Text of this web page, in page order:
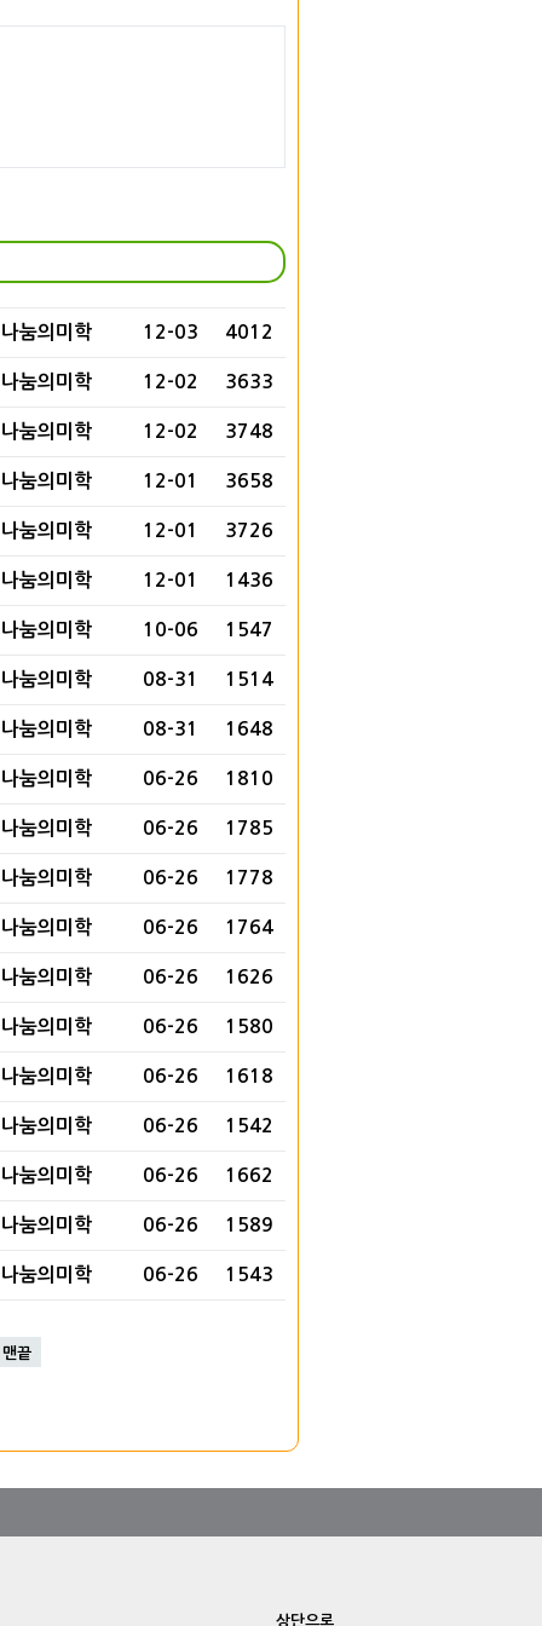
나눔의미학 12-03 4012
나눔의미학 12-02 3633
나눔의미학 12-02 3748
나눔의미학 12-01 3658
나눔의미학 12-01 3726
나눔의미학 12-01 1436
나눔의미학 10-06 1547
나눔의미학 08-31 1514
나눔의미학 08-31 1648
나눔의미학 06-26 1810
나눔의미학 06-26 1785
나눔의미학 06-26 1778
나눔의미학 06-26 1764
나눔의미학 06-26 1626
나눔의미학 06-26 1580
나눔의미학 06-26 1618
나눔의미학 06-26 1542
나눔의미학 06-26 1662
나눔의미학 06-26 1589
나눔의미학 06-26 1543
맨끝
상단으로